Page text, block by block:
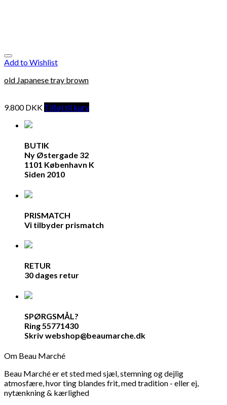
Add to Wishlist
old Japanese tray brown
9.800DKK Tilføj til kurv
BUTIK
Ny Østergade 32
1101 København K
Siden 2010
PRISMATCH
Vi tilbyder prismatch
RETUR
30 dages retur
SPØRGSMÅL?
Ring 55771430
Skriv webshop@beaumarche.dk
Om Beau Marché
Beau Marché er et sted med sjæl, stemning og dejlig
atmosfære, hvor ting blandes frit, med tradition - eller ej,
nytænkning & kærlighed